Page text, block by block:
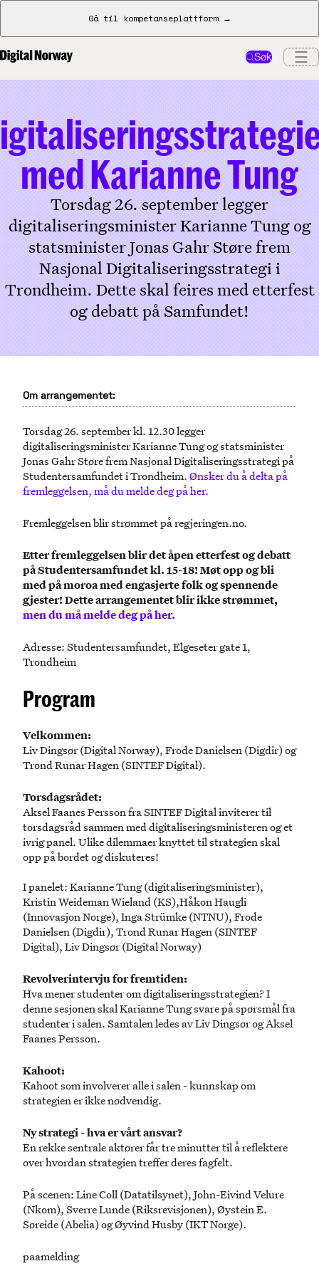
Gå til kompetanseplattform →
Søk
med Karianne Tung
Torsdag 26. september legger
digitaliseringsminister Karianne Tung og
statsminister Jonas Gahr Støre frem
Nasjonal Digitaliseringsstrategi i
Trondheim. Dette skal feires med etterfest
og debatt på Samfundet!
Om arrangementet:
Torsdag 26. september kl. 12.30 legger
digitaliseringsminister Karianne Tung og statsminister
Jonas Gahr Støre frem Nasjonal Digitaliseringsstrategi på
Studentersamfundet i Trondheim.Ønsker du å delta på
fremleggelsen, må du melde deg på her.
Fremleggelsen blir strømmet på regjeringen.no.
Etter fremleggelsen blir det åpen etterfest og debatt
på Studentersamfundet kl. 15-18! Møt opp og bli
med på moroa med engasjerte folk og spennende
gjester! Dette arrangementet blir ikke strømmet,
men du må melde deg på her.
Adresse: Studentersamfundet, Elgeseter gate 1,
Trondheim
Program
Velkommen:
Liv Dingsør (Digital Norway), Frode Danielsen (Digdir) og
Trond Runar Hagen (SINTEF Digital).
Torsdagsrådet:
Aksel Faanes Persson fra SINTEF Digital inviterer til
torsdagsråd sammen med digitaliseringsministeren og et
ivrig panel. Ulike dilemmaer knyttet til strategien skal
opp på bordet og diskuteres!
I panelet: Karianne Tung (digitaliseringsminister),
Kristin Weideman Wieland (KS),Håkon Haugli
(Innovasjon Norge), Inga Strümke (NTNU), Frode
Danielsen (Digdir), Trond Runar Hagen (SINTEF
Digital), Liv Dingsør (Digital Norway)
Revolverintervju for fremtiden:
Hva mener studenter om digitaliseringsstrategien? I
denne sesjonen skal Karianne Tung svare på spørsmål fra
studenter i salen. Samtalen ledes av Liv Dingsør og Aksel
Faanes Persson.
Kahoot:
Kahoot som involverer alle i salen - kunnskap om
strategien er ikke nødvendig.
Ny strategi - hva er vårt ansvar?
En rekke sentrale aktører får tre minutter til å reflektere
over hvordan strategien treffer deres fagfelt.
På scenen: Line Coll (Datatilsynet), John-Eivind Velure
(Nkom), Sverre Lunde (Riksrevisjonen), Øystein E.
Søreide (Abelia) og Øyvind Husby (IKT Norge).
paamelding